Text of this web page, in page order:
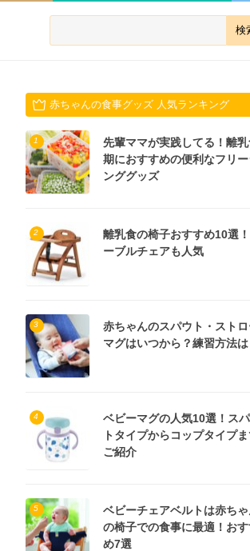
赤ちゃんの食事グッズ 人気ランキング
1
先輩ママが実践してる！離
期におすすめの便利なフリ
ンググッズ
2
離乳食の椅子おすすめ10選
ーブルチェアも人気
3
赤ちゃんのスパウト・スト
マグはいつから？練習方法は
4
ベビーマグの人気10選！ス
トタイプからコップタイプ
ご紹介
5
ベビーチェアベルトは赤ち
の椅子での食事に最適！お
め7選